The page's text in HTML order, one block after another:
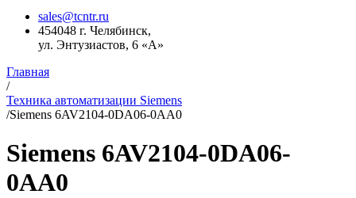
sales@tcntr.ru
454048 г. Челябинск,
ул. Энтузиастов, 6 «А»
Главная
/
Техника автоматизации Siemens
/Siemens 6AV2104-0DA06-0AA0
Siemens 6AV2104-0DA06-
0AA0